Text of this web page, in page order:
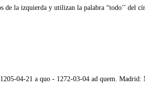
la izquierda y utilizan la palabra “todo’’ del
04-21 a quo - 1272-03-04 ad quem.